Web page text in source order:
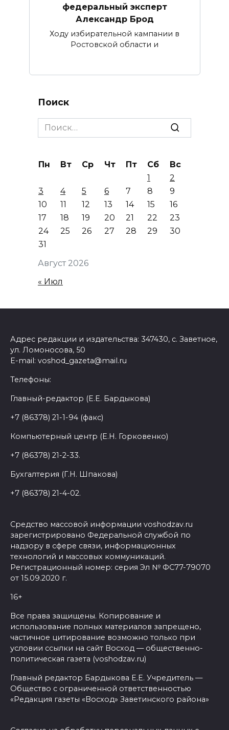
федеральный эксперт
Александр Брод
Ходу избирательной кампании в
Ростовской области и
Поиск
Search
for:
Август 2026
Пн Вт Ср Чт Пт Сб
Вс
1
2
3
4 5 6 7 8
9
10
11 12 13 14 15
16
17
18 19 20 21 22
23
24
25 26 27 28 29
30
31
« Июл
Адрес редакции и издательства: 347430, с. Заветное,
ул. Ломоносова, 50
E-mail: voshod_gazeta@mail.ru
Телефоны:
Главный-редактор (Е.Е. Бардыкова)
+7 (86378) 21-1-94 (факс)
Компьютерный центр (Е.Н. Горковенко)
+7 (86378) 21-2-33.
Бухгалтерия (Г.Н. Шпакова)
+7 (86378) 21-4-02.
Средство массовой информации voshodzav.ru
зарегистрировано Федеральной службой по
надзору в сфере связи, информационных
технологий и массовых коммуникаций.
Регистрационный номер: серия Эл № ФС77-79070
от 15.09.2020 г.
16+
Все права защищены. Копирование и
использование полных материалов запрещено,
частичное цитирование возможно только при
условии ссылки на сайт Восход — общественно-
политическая газета (voshodzav.ru)
Главный редактор Бардыкова Е.Е. Учредитель —
Общество с ограниченной ответственностью
«Редакция газеты «Восход» Заветинского района»